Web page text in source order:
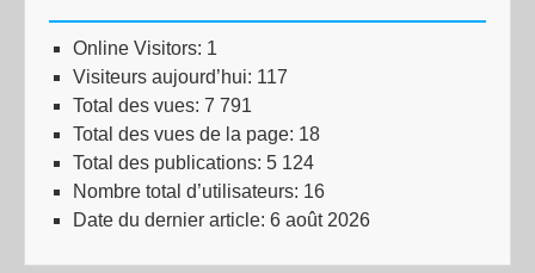
Online Visitors: 1
Visiteurs aujourd’hui: 117
Total des vues: 7 791
Total des vues de la page: 18
Total des publications: 5 124
Nombre total d’utilisateurs: 16
Date du dernier article: 6 août 2026